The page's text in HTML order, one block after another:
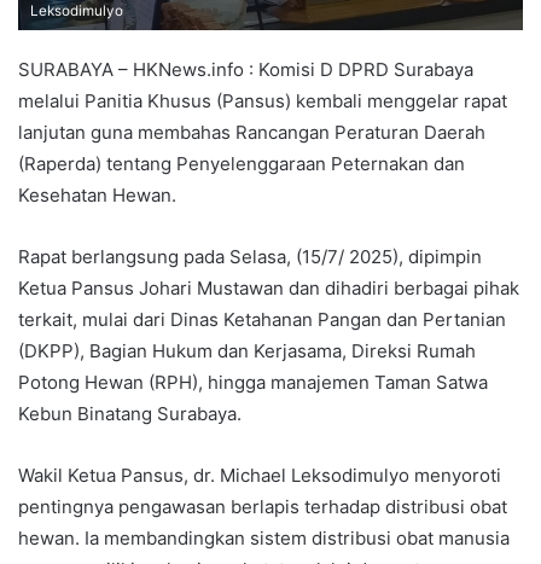
Leksodimulyo
SURABAYA – HKNews.info : Komisi D DPRD Surabaya
melalui Panitia Khusus (Pansus) kembali menggelar rapat
lanjutan guna membahas Rancangan Peraturan Daerah
(Raperda) tentang Penyelenggaraan Peternakan dan
Kesehatan Hewan.
Rapat berlangsung pada Selasa, (15/7/ 2025), dipimpin
Ketua Pansus Johari Mustawan dan dihadiri berbagai pihak
terkait, mulai dari Dinas Ketahanan Pangan dan Pertanian
(DKPP), Bagian Hukum dan Kerjasama, Direksi Rumah
Potong Hewan (RPH), hingga manajemen Taman Satwa
Kebun Binatang Surabaya.
Wakil Ketua Pansus, dr. Michael Leksodimulyo menyoroti
pentingnya pengawasan berlapis terhadap distribusi obat
hewan. Ia membandingkan sistem distribusi obat manusia